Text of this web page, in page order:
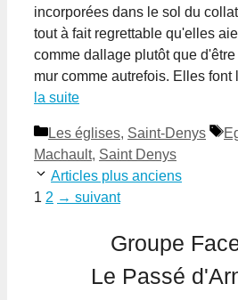
incorporées dans le sol du
tout à fait regrettable qu'elles
comme dallage plutôt que
mur comme autrefois. Elles font
la suite
Catégories
Les églises, Saint-Denys
Machault, Saint Denys
Articles plus anciens
Page
1 Page
2 → suivant
Groupe
Le Passé